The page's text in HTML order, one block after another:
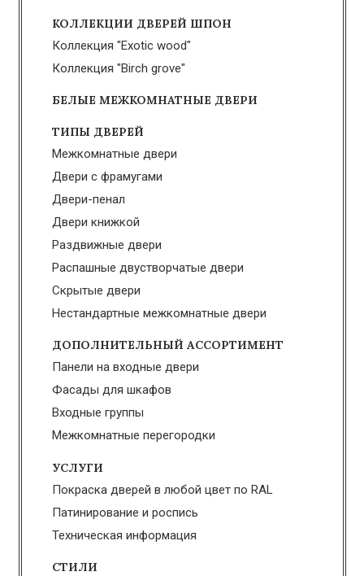
КОЛЛЕКЦИИ ДВЕРЕЙ ШПОН
Коллекция "Exotic wood"
Коллекция "Birch grove"
БЕЛЫЕ МЕЖКОМНАТНЫЕ ДВЕРИ
ТИПЫ ДВЕРЕЙ
Межкомнатные двери
Двери с фрамугами
Двери-пенал
Двери книжкой
Раздвижные двери
Распашные двустворчатые двери
Скрытые двери
Нестандартные межкомнатные двери
ДОПОЛНИТЕЛЬНЫЙ АССОРТИМЕНТ
Панели на входные двери
Фасады для шкафов
Входные группы
Межкомнатные перегородки
УСЛУГИ
Покраска дверей в любой цвет по RAL
Патинирование и роспись
Техническая информация
СТИЛИ